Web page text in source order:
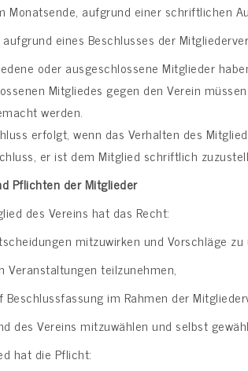
Monatsende, aufgrund einer schriftlichen
eines Beschlusses der
oder ausgeschlossene Mitglieder
Mitgliedes gegen den Verein
werden.
erfolgt, wenn das Verhalten des
er ist dem Mitglied schriftlich
Pflichten der Mitglieder
des Vereins hat das Recht:
mitzuwirken und Vorschläge
Veranstaltungen teilzunehmen,
Beschlussfassung im Rahmen der
des Vereins mitzuwählen und selbst
hat die Pflicht: